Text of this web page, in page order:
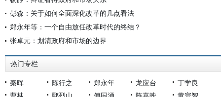
彭森：关于如何全面深化改革的几点看法
郑永年等：一个自由放任改革时代的终结？
张卓元：划清政府和市场的边界
热门专栏
秦晖 陈行之 郑永年 龙应台
丁学良